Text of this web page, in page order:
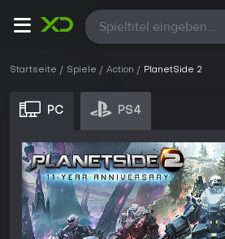
Alle
Startseite Spiele Action PlanetSide 2
PC PS4